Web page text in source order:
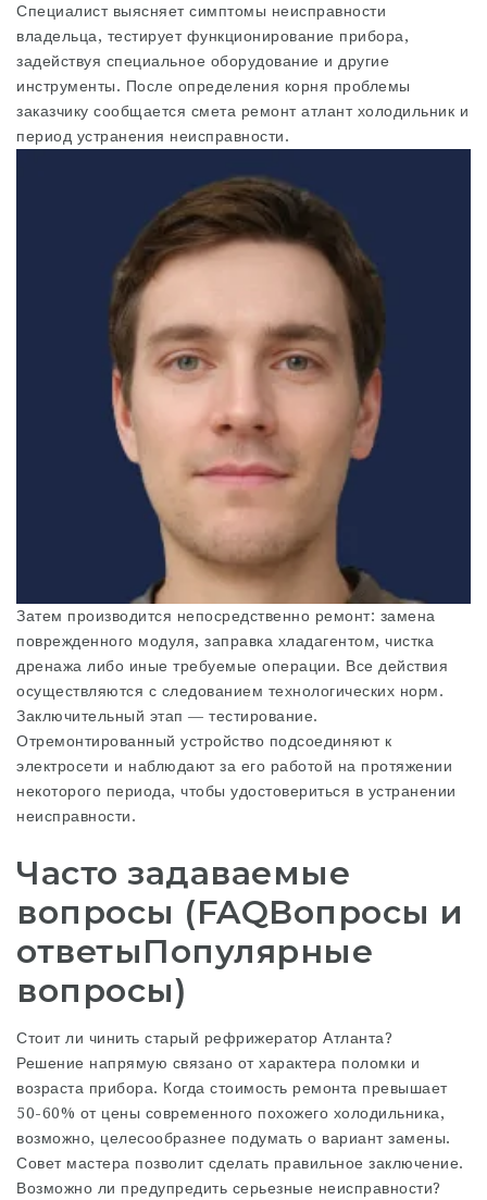
Специалист выясняет симптомы неисправности
владельца, тестирует функционирование прибора,
задействуя специальное оборудование и другие
инструменты. После определения корня проблемы
заказчику сообщается смета ремонт атлант холодильник и
период устранения неисправности.
Затем производится непосредственно ремонт: замена
поврежденного модуля, заправка хладагентом, чистка
дренажа либо иные требуемые операции. Все действия
осуществляются с следованием технологических норм.
Заключительный этап — тестирование.
Отремонтированный устройство подсоединяют к
электросети и наблюдают за его работой на протяжении
некоторого периода, чтобы удостовериться в устранении
неисправности.
Часто задаваемые
вопросы (FAQВопросы и
ответыПопулярные
вопросы)
Стоит ли чинить старый рефрижератор Атланта?
Решение напрямую связано от характера поломки и
возраста прибора. Когда стоимость ремонта превышает
50-60% от цены современного похожего холодильника,
возможно, целесообразнее подумать о вариант замены.
Совет мастера позволит сделать правильное заключение.
Возможно ли предупредить серьезные неисправности?